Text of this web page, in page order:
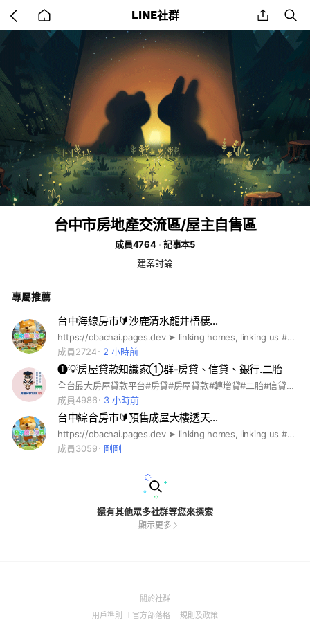
back
to
home
LINE社群 share
台中市房地產交流區/屋主自售區
成員4764
記事本5
建案討論
專屬推薦
台中海線房市🔰沙鹿清水龍井梧棲…
https://obachai.pages.dev ➤ linking homes, linking us #歐巴柴 #新青安 #央行第七波 #限貸令 #信用管制 #虛坪改革 #實坪制 #台積宅 #都更 #實價登錄 #房地合一 #囤房稅 #台中預售屋 #台中新成屋 #台中中古屋 #台中二手屋 #台中港特定區 #台中買房 #台中租房 #台中首購 #台中換屋 #台中大樓 #台中透天 #台中重劃區 #台中巨蛋 #中科效應 #崇德文心 #南屯單元二 #單元三 #烏日高鐵 #寶佳 #勝美 #佳泰 #佳福 #佳茂 #佳昂 #合遠 #合康 #和築 #和宜 #豐邑 #總太 #富宇 #惠宇 #富旺 #亞昕 #寶璽 #親家 #坤聯發 #坤悅 #順天 #萬群 #新高創 #海悅 #富華 #遠雄 #信義 #華威
成員2724
2 小時前
❶💡房屋貸款知識家①群-房貸、信貸、銀行.二胎
全台最大房屋貸款平台#房貸#房屋貸款#轉增貸#二胎#信貸#信用卡#保險#地政#代書##車貸#汽車貸款#機車貸款#商品貸#手機貸#房屋二胎#新鑫#裕隆#裕融#和潤#中租#仲介#二順位#銀行#金融#理財型房貸#回覆型房貸#違約金#證券#股票#質借#法律#補助#基金#期貨#公益#慈善#捐款#p2p#imb#信用市集#鄉民貸#必可#日生金#洗錢#詐騙#房東#房仲#居住正義#租屋補助#
成員4986
3 小時前
台中綜合房市🔰預售成屋大樓透天…
https://obachai.pages.dev ➤ linking homes, linking us #歐巴柴 #新青安 #央行第七波 #限貸令 #信用管制 #虛坪改革 #實坪制 #台積宅 #都更 #實價登錄 #房地合一 #囤房稅 #台中預售屋 #台中新成屋 #台中中古屋 #台中二手屋 #台中港特定區 #台中買房 #台中租房 #台中首購 #台中換屋 #台中大樓 #台中透天 #台中重劃區 #台中巨蛋 #中科效應 #崇德文心 #南屯單元二 #單元三 #烏日高鐵 #寶佳 #勝美 #佳泰 #佳福 #佳茂 #佳昂 #合遠 #合康 #和築 #和宜 #豐邑 #總太 #富宇 #惠宇 #富旺 #亞昕 #寶璽 #親家 #坤聯發 #坤悅 #順天 #萬群 #新高創 #海悅 #富華 #遠雄 #信義 #華威
成員3059
剛剛
還有其他眾多社群等您來探索
顯示更多
關於社群(Open
用戶準則 (Open
官方部落格 (Open
規則及政策(Open